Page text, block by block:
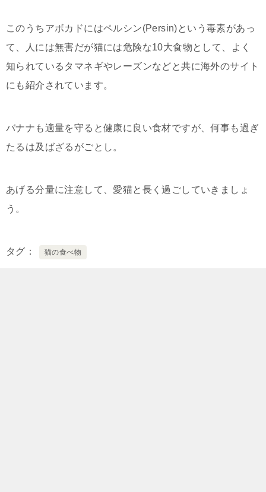
このうちアボカドにはペルシン(Persin)という毒素があっ
て、人には無害だが猫には危険な10大食物として、よく
知られているタマネギやレーズンなどと共に海外のサイト
にも紹介されています。
バナナも適量を守ると健康に良い食材ですが、何事も過ぎ
たるは及ばざるがごとし。
あげる分量に注意して、愛猫と長く過ごしていきましょ
う。
タグ 猫の食べ物